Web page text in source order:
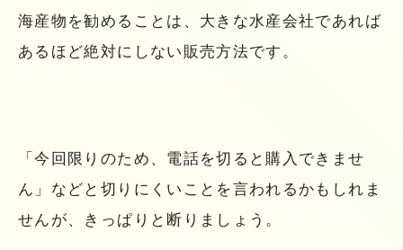
海産物を勧めることは、大きな水産会社であれば
あるほど絶対にしない販売方法です。
「今回限りのため、電話を切ると購入できませ
ん」などと切りにくいことを言われるかもしれま
せんが、きっぱりと断りましょう。